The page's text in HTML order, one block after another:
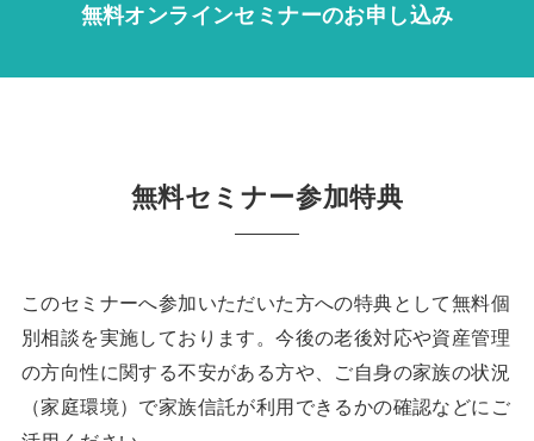
無料オンラインセミナーのお申し込み
無料セミナー参加特典
このセミナーへ参加いただいた方への特典として無料個
別相談を実施しております。今後の老後対応や資産管理
の方向性に関する不安がある方や、ご自身の家族の状況
（家庭環境）で家族信託が利用できるかの確認などにご